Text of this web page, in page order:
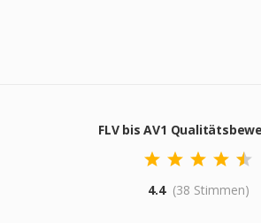
FLV bis AV1
4.4 (38 Stimmen)